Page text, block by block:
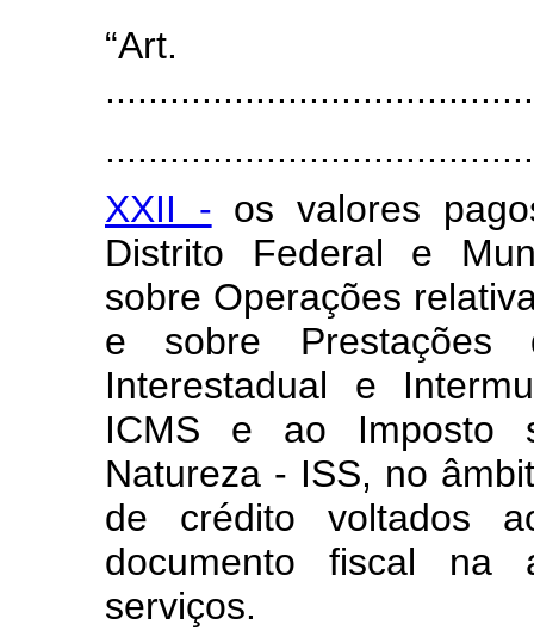
XXII - os valores
Distrito Federal e
sobre Operações
e sobre Prestações
Interestadual e
ICMS e ao Imposto
Natureza - ISS, no
de crédito voltados
documento fiscal na
serviços.